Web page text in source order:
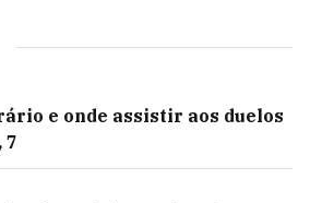
e onde assistir aos duelos
7